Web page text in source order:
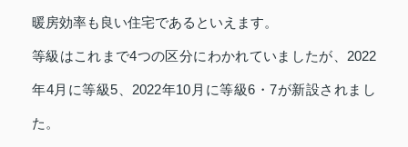
暖房効率も良い住宅であるといえます。
等級はこれまで4つの区分にわかれていましたが、2022
年4月に等級5、2022年10月に等級6・7が新設されまし
た。